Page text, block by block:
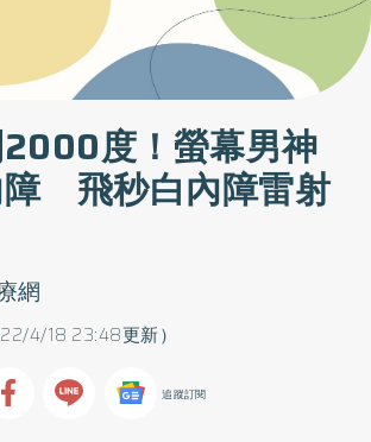
度！螢幕男神
飛秒白內障雷射
4/18 23:48更新）
網
追蹤訂閱